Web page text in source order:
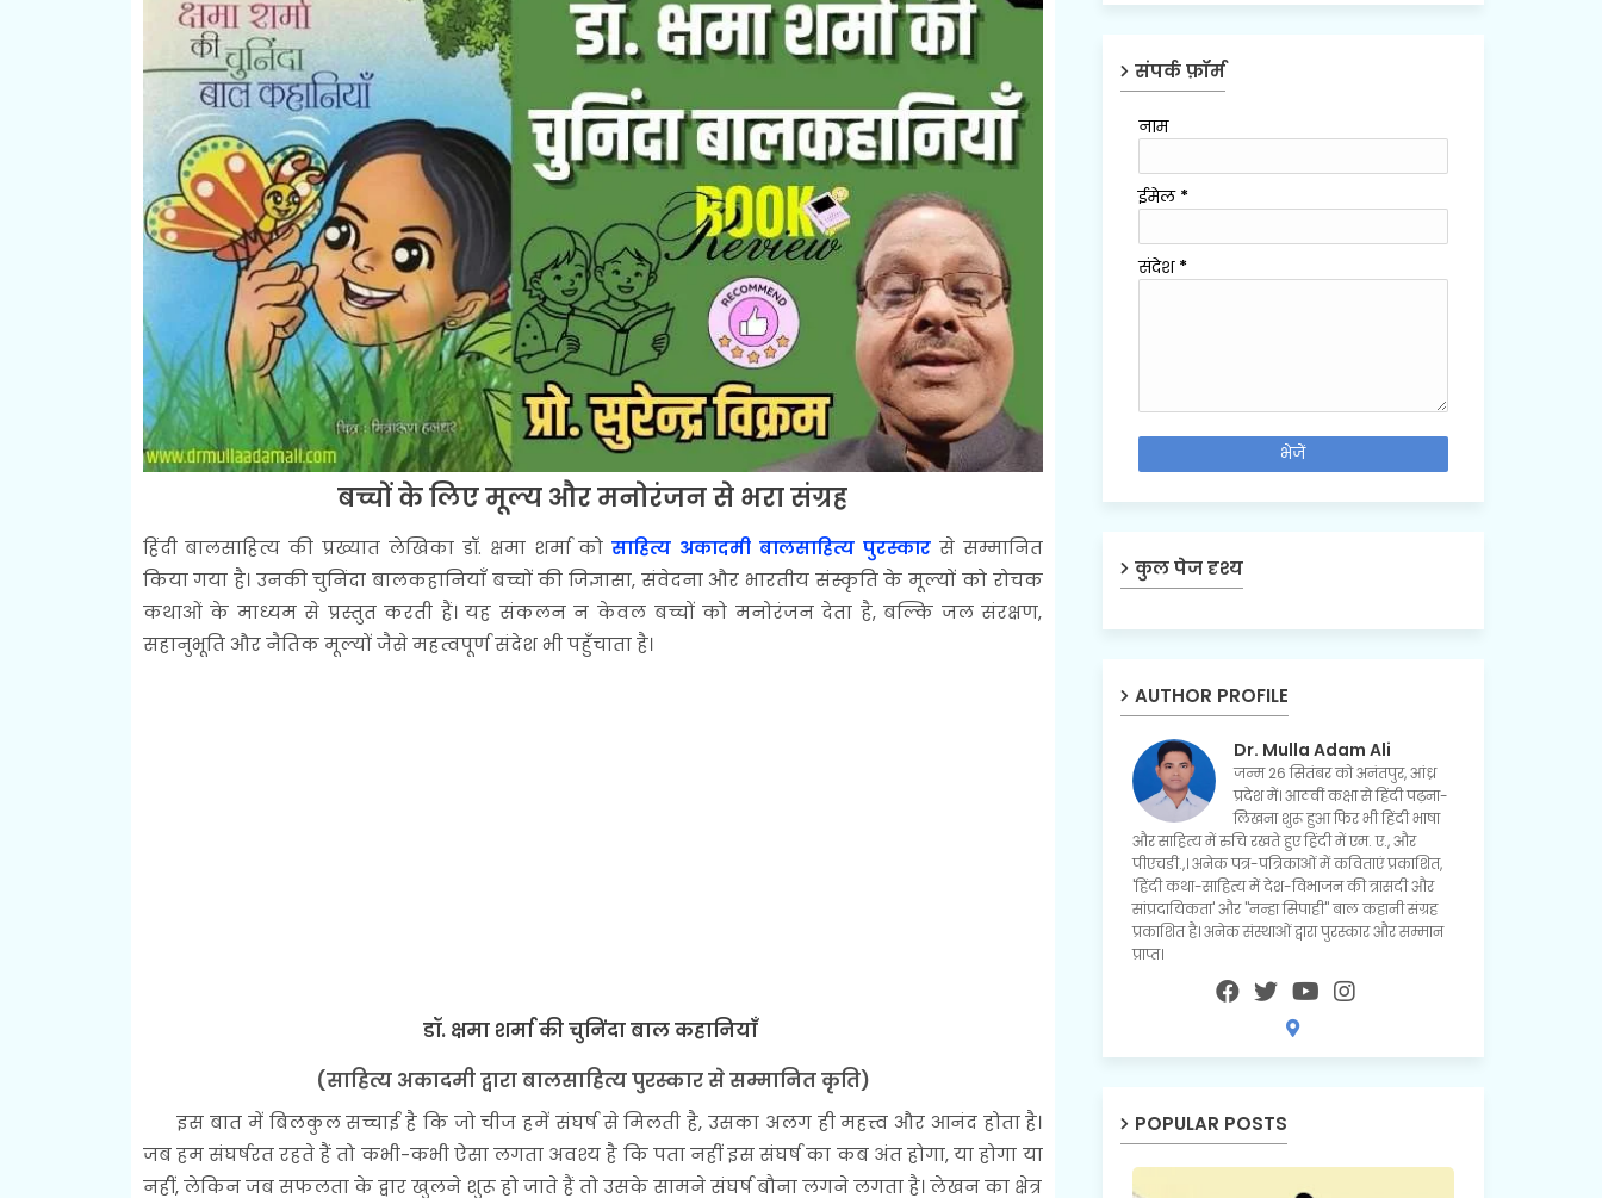
बच्चों के लिए मूल्य और मनोरंजन से भरा संग्रह
हिंदी बालसाहित्य की प्रख्यात लेखिका डॉ. क्षमा शर्मा कोसाहित्य अकादमी बालसाहित्य पुरस्कारसे सम्मानित
किया गया है। उनकी चुनिंदा बालकहानियाँ बच्चों की जिज्ञासा, संवेदना और भारतीय संस्कृति के मूल्यों को रोचक
कथाओं के माध्यम से प्रस्तुत करती हैं। यह संकलन न केवल बच्चों को मनोरंजन देता है, बल्कि जल संरक्षण,
सहानुभूति और नैतिक मूल्यों जैसे महत्वपूर्ण संदेश भी पहुँचाता है।
डॉ. क्षमा शर्मा की चुनिंदा बाल कहानियाँ
(साहित्य अकादमी द्वारा बालसाहित्य पुरस्कार से सम्मानित कृति)
इस बात में बिलकुल सच्चाई है कि जो चीज हमें संघर्ष से मिलती है, उसका अलग ही महत्त्व और आनंद होता है।
जब हम संघर्षरत रहते हैं तो कभी-कभी ऐसा लगता अवश्य है कि पता नहीं इस संघर्ष का कब अंत होगा, या होगा या
नहीं, लेकिन जब सफलता के द्वार खुलने शुरू हो जाते हैं तो उसके सामने संघर्ष बौना लगने लगता है। लेखन का क्षेत्र
संपर्क फ़ॉर्म
नाम
ईमेल *
संदेश *
कुल पेज दृश्य
AUTHOR PROFILE
Dr. Mulla Adam Ali
जन्म 26 सितंबर को अनंतपुर, आंध्र
प्रदेश में। आठवीं कक्षा से हिंदी पढ़ना-
लिखना शुरू हुआ फिर भी हिंदी भाषा
और साहित्य में रुचि रखते हुए हिंदी में एम. ए., और
पीएचडी.,। अनेक पत्र-पत्रिकाओं में कविताएं प्रकाशित,
'हिंदी कथा-साहित्य में देश-विभाजन की त्रासदी और
सांप्रदायिकता' और "नन्हा सिपाही" बाल कहानी संग्रह
प्रकाशित है। अनेक संस्थाओं द्वारा पुरस्कार और सम्मान
प्राप्त।
POPULAR POSTS